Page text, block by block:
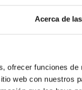
Acerca de
ofrecer funciones de
web con nuestros